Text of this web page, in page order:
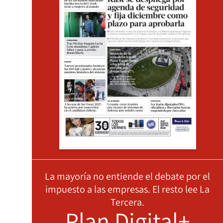
La mayoría no entiende el debate por el
impuesto a las empresas. El resto lee La
Tercera.